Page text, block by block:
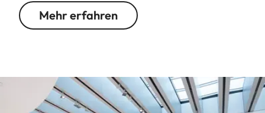
Mehr erfahren